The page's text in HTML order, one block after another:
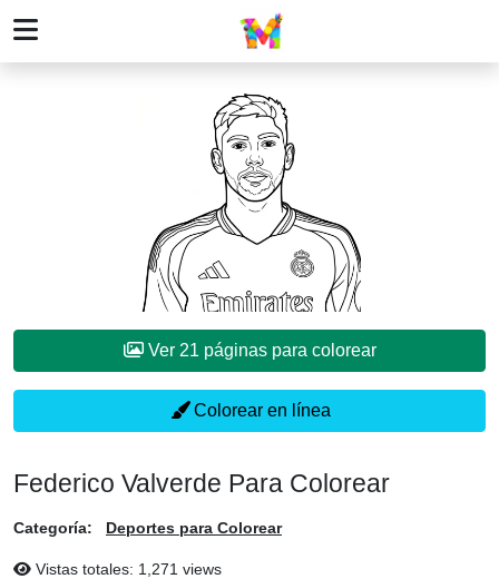
Ver 21 páginas para colorear
Colorear en línea
Federico Valverde Para Colorear
Categoría: Deportes para Colorear
Vistas totales: 1,271 views